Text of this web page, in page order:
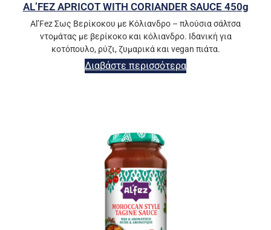
AL’FEZ APRICOT WITH CORIANDER SAUCE 450g
Al’Fez Σως Βερίκοκου με Κόλιανδρο – πλούσια σάλτσα
ντομάτας με βερίκοκο και κόλιανδρο. Ιδανική για
κοτόπουλο, ρύζι, ζυμαρικά και vegan πιάτα.
Διαβάστε περισσότερα